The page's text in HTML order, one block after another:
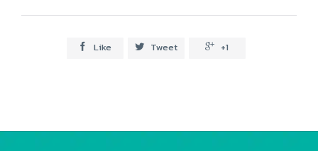
 Like  Tweet  +1